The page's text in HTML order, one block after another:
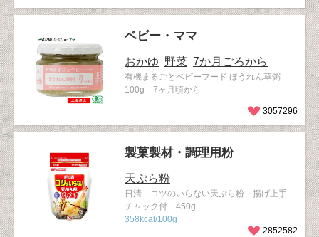
ベビー・ママ
おかゆ 野菜 7か月ごろから
有機まるごとベビーフード ほうれん草粥
100g 7ヶ月頃から
3057296
製菓製材・調理用粉
天ぷら粉
日清 コツのいらない天ぷら粉 揚げ上手
チャック付 450g
358kcal/100g
2852582